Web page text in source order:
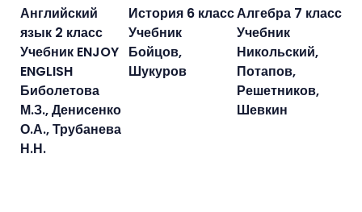
Английский
язык 2 класс
Учебник ENJOY
ENGLISH
Биболетова
М.З., Денисенко
О.А., Трубанева
Н.Н.
История 6 класс
Учебник
Бойцов,
Шукуров
Алгебра 7 класс
Учебник
Никольский,
Потапов,
Решетников,
Шевкин